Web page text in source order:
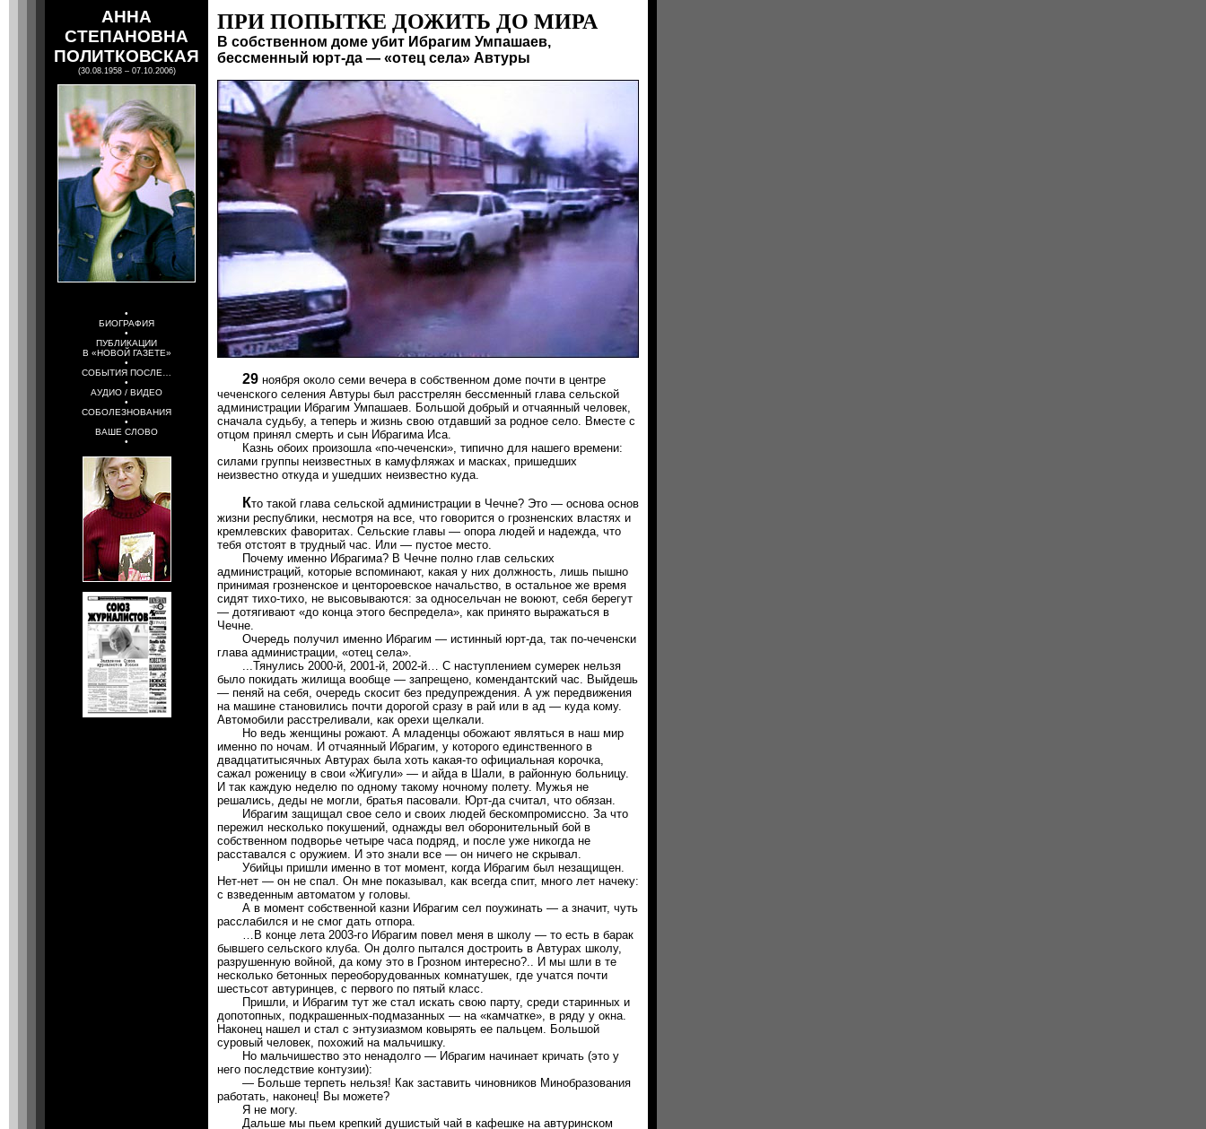
АННА
СТЕПАНОВНА
ПОЛИТКОВСКАЯ
(30.08.1958 – 07.10.2006)
•
БИОГРАФИЯ
•
ПУБЛИКАЦИИ
В «НОВОЙ ГАЗЕТЕ»
•
СОБЫТИЯ ПОСЛЕ…
•
АУДИО / ВИДЕО
•
СОБОЛЕЗНОВАНИЯ
•
ВАШЕ СЛОВО
•
ПРИ ПОПЫТКЕ ДОЖИТЬ ДО МИРА
В собственном доме убит Ибрагим Умпашаев,
бессменный юрт-да — «отец села» Автуры
29 ноября около семи вечера в собственном доме почти в центре
чеченского селения Автуры был расстрелян бессменный глава сельской
администрации Ибрагим Умпашаев. Большой добрый и отчаянный человек,
сначала судьбу, а теперь и жизнь свою отдавший за родное село. Вместе с
отцом принял смерть и сын Ибрагима Иса.
Казнь обоих произошла «по-чеченски», типично для нашего времени:
силами группы неизвестных в камуфляжах и масках, пришедших
неизвестно откуда и ушедших неизвестно куда.
Кто такой глава сельской администрации в Чечне? Это — основа основ
жизни республики, несмотря на все, что говорится о грозненских властях и
кремлевских фаворитах. Сельские главы — опора людей и надежда, что
тебя отстоят в трудный час. Или — пустое место.
Почему именно Ибрагима? В Чечне полно глав сельских
администраций, которые вспоминают, какая у них должность, лишь пышно
принимая грозненское и центороевское начальство, в остальное же время
сидят тихо-тихо, не высовываются: за односельчан не воюют, себя берегут
— дотягивают «до конца этого беспредела», как принято выражаться в
Чечне.
Очередь получил именно Ибрагим — истинный юрт-да, так по-чеченски
глава администрации, «отец села».
...Тянулись 2000-й, 2001-й, 2002-й… С наступлением сумерек нельзя
было покидать жилища вообще — запрещено, комендантский час. Выйдешь
— пеняй на себя, очередь скосит без предупреждения. А уж передвижения
на машине становились почти дорогой сразу в рай или в ад — куда кому.
Автомобили расстреливали, как орехи щелкали.
Но ведь женщины рожают. А младенцы обожают являться в наш мир
именно по ночам. И отчаянный Ибрагим, у которого единственного в
двадцатитысячных Автурах была хоть какая-то официальная корочка,
сажал роженицу в свои «Жигули» — и айда в Шали, в районную больницу.
И так каждую неделю по одному такому ночному полету. Мужья не
решались, деды не могли, братья пасовали. Юрт-да считал, что обязан.
Ибрагим защищал свое село и своих людей бескомпромиссно. За что
пережил несколько покушений, однажды вел оборонительный бой в
собственном подворье четыре часа подряд, и после уже никогда не
расставался с оружием. И это знали все — он ничего не скрывал.
Убийцы пришли именно в тот момент, когда Ибрагим был незащищен.
Нет-нет — он не спал. Он мне показывал, как всегда спит, много лет начеку:
с взведенным автоматом у головы.
А в момент собственной казни Ибрагим сел поужинать — а значит, чуть
расслабился и не смог дать отпора.
…В конце лета 2003-го Ибрагим повел меня в школу — то есть в барак
бывшего сельского клуба. Он долго пытался достроить в Автурах школу,
разрушенную войной, да кому это в Грозном интересно?.. И мы шли в те
несколько бетонных переоборудованных комнатушек, где учатся почти
шестьсот автуринцев, с первого по пятый класс.
Пришли, и Ибрагим тут же стал искать свою парту, среди старинных и
допотопных, подкрашенных-подмазанных — на «камчатке», в ряду у окна.
Наконец нашел и стал с энтузиазмом ковырять ее пальцем. Большой
суровый человек, похожий на мальчишку.
Но мальчишество это ненадолго — Ибрагим начинает кричать (это у
него последствие контузии):
— Больше терпеть нельзя! Как заставить чиновников Минобразования
работать, наконец! Вы можете?
Я не могу.
Дальше мы пьем крепкий душистый чай в кафешке на автуринском